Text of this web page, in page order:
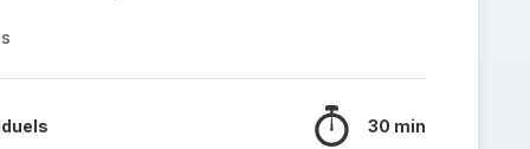
30 min